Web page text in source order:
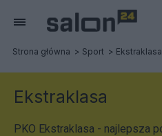
Strona główna Sport Ekstraklasa
Ekstraklasa
PKO Ekstraklasa - najlepsza